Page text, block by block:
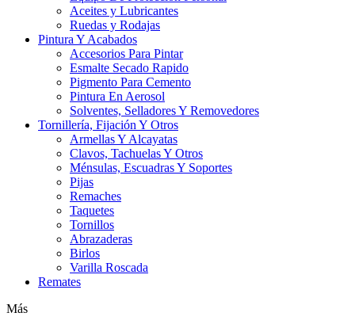
Aceites y Lubricantes
Ruedas y Rodajas
Pintura Y Acabados
Accesorios Para Pintar
Esmalte Secado Rapido
Pigmento Para Cemento
Pintura En Aerosol
Solventes, Selladores Y Removedores
Tornillería, Fijación Y Otros
Armellas Y Alcayatas
Clavos, Tachuelas Y Otros
Ménsulas, Escuadras Y Soportes
Pijas
Remaches
Taquetes
Tornillos
Abrazaderas
Birlos
Varilla Roscada
Remates
Más